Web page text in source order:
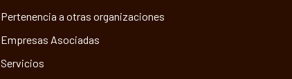
Pertenencia a otras organizaciones
Empresas Asociadas
Servicios